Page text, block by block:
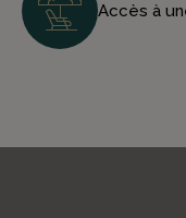
Accès à